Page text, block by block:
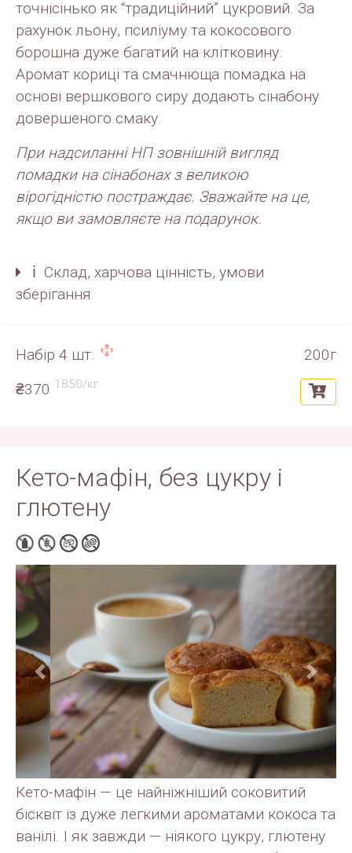
точнісінько як “традиційний” цукровий. За
рахунок льону, псиліуму та кокосового
борошна дуже багатий на клітковину.
Аромат кориці та смачнюща помадка на
основі вершкового сиру додають сінабону
довершеного смаку.
При надсиланні НП зовнішній вигляд
помадки на сінабонах з великою
вірогідністю постраждає. Зважайте на це,
якщо ви замовляєте на подарунок.
ℹ️ Склад, харчова цінність, умови
зберігання
Набір 4 шт.
200г
₴370 1850/кг
Кето-мафін, без цукру і
глютену
Previous Next
Кето-мафін — це найніжніший соковитий
бісквіт із дуже легкими ароматами кокоса та
ванілі. І як завжди — нiякого цукру, глютену